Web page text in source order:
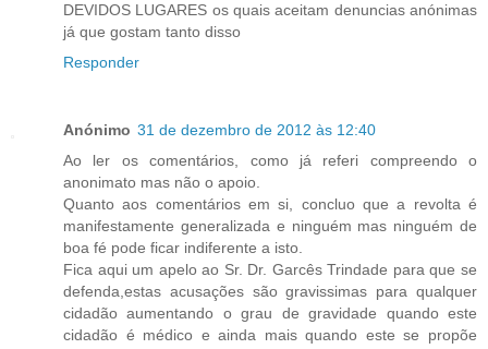
DEVIDOS LUGARES os quais aceitam denuncias anónimas
já que gostam tanto disso
Responder
Anónimo 31 de dezembro de 2012 às 12:40
Ao ler os comentários, como já referi compreendo o
anonimato mas não o apoio.
Quanto aos comentários em si, concluo que a revolta é
manifestamente generalizada e ninguém mas ninguém de
boa fé pode ficar indiferente a isto.
Fica aqui um apelo ao Sr. Dr. Garcês Trindade para que se
defenda,estas acusações são gravissimas para qualquer
cidadão aumentando o grau de gravidade quando este
cidadão é médico e ainda mais quando este se propõe